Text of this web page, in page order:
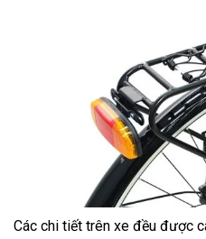
Các chi tiết trên xe đều được